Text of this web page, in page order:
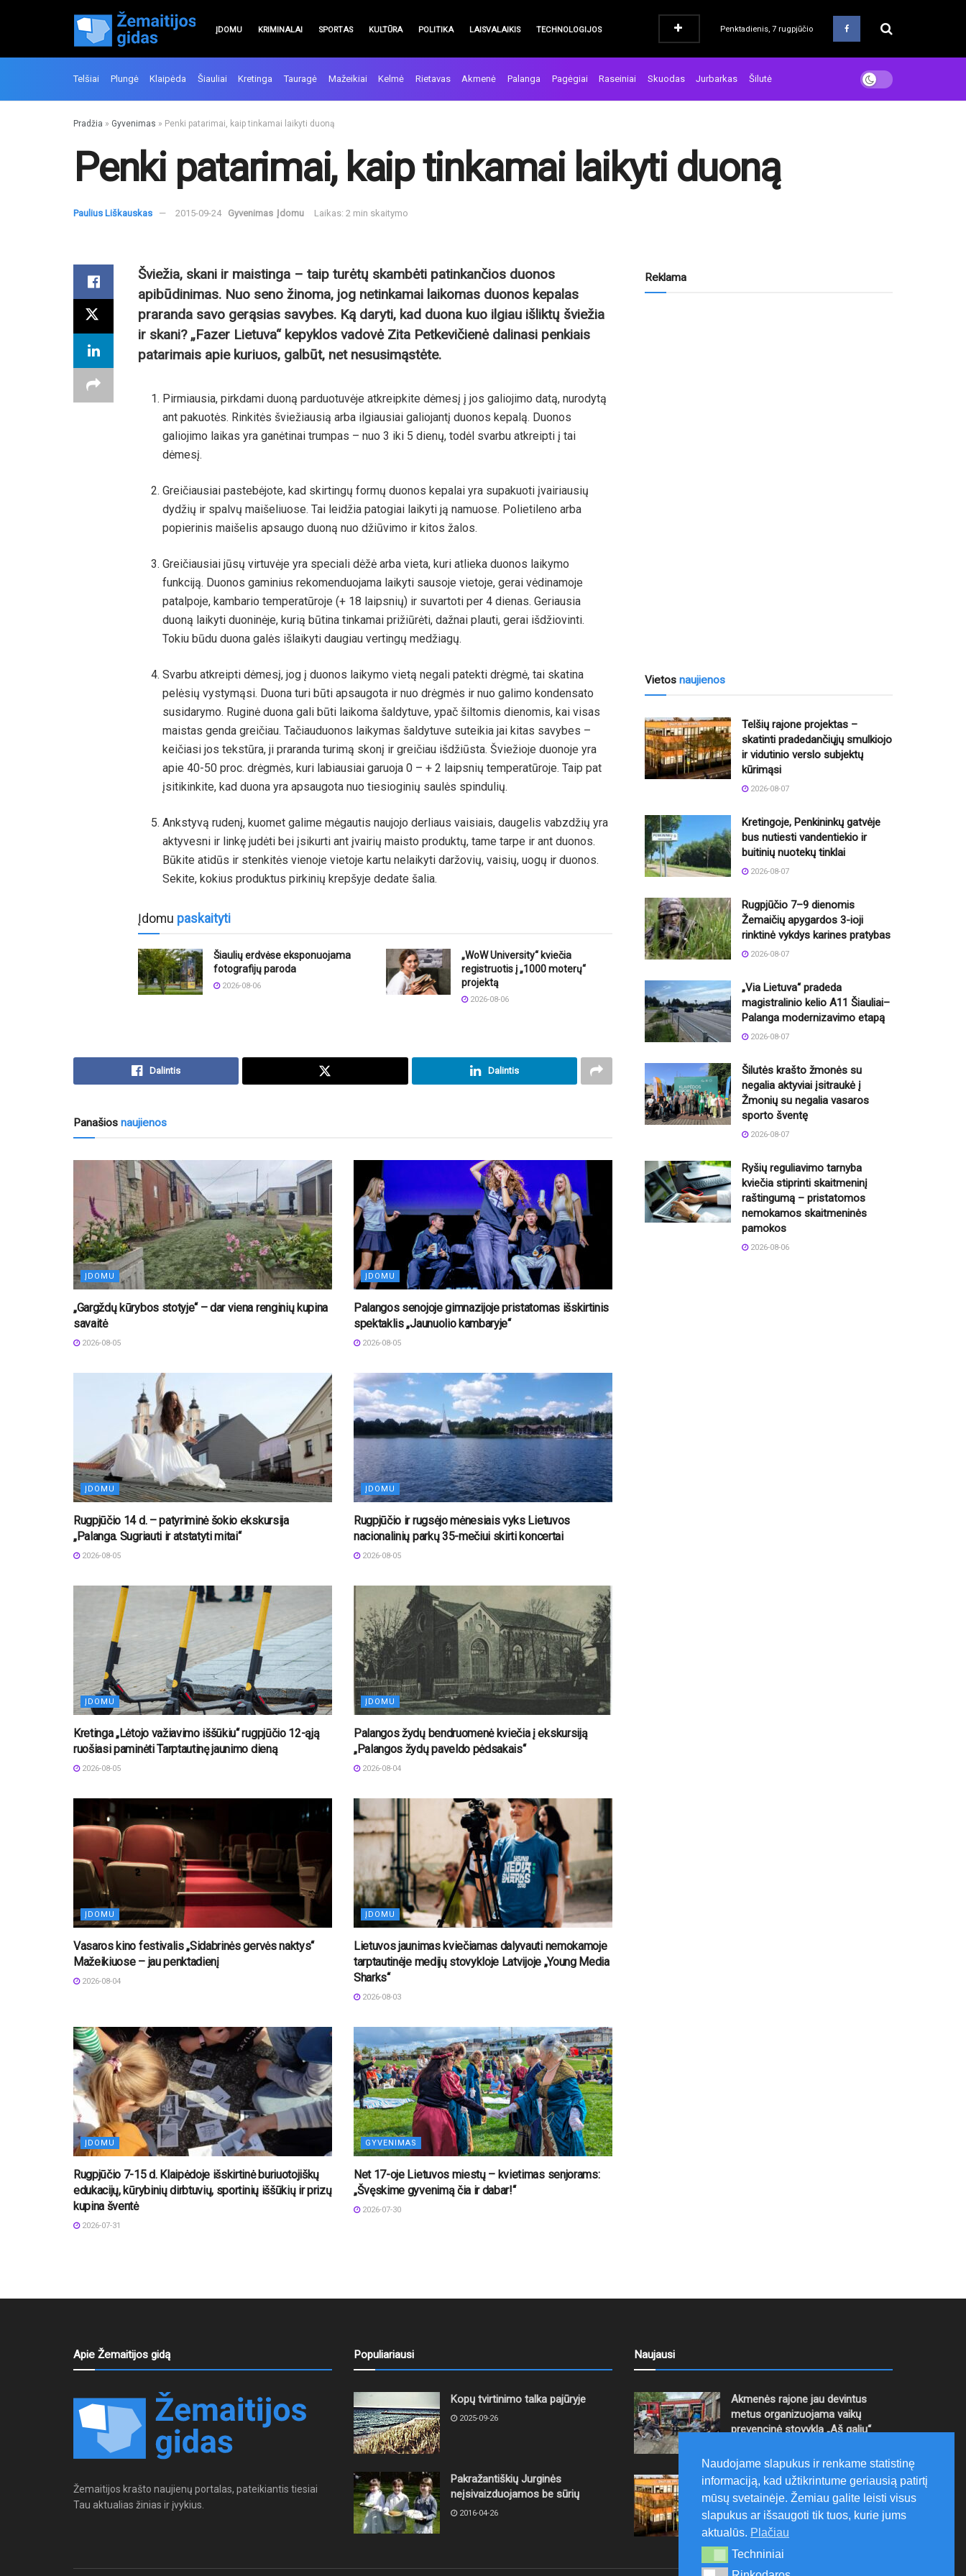
ĮDOMU KRIMINALAI SPORTAS KULTŪRA POLITIKA LAISVALAIKIS TECHNOLOGIJOS Penktadienis, 7 rugpjūčio
Telšiai Plungė Klaipėda Šiauliai Kretinga Tauragė Mažeikiai Kelmė Rietavas Akmenė Palanga Pagėgiai Raseiniai Skuodas Jurbarkas Šilutė
Pradžia » Gyvenimas » Penki patarimai, kaip tinkamai laikyti duoną
Penki patarimai, kaip tinkamai laikyti duoną
Paulius Liškauskas 2015-09-24 Gyvenimas Įdomu Laikas: 2 min skaitymo
Šviežia, skani ir maistinga – taip turėtų skambėti patinkančios duonos
apibūdinimas. Nuo seno žinoma, jog netinkamai laikomas duonos kepalas
praranda savo gerąsias savybes. Ką daryti, kad duona kuo ilgiau išliktų šviežia
ir skani? „Fazer Lietuva“ kepyklos vadovė Zita Petkevičienė dalinasi penkiais
patarimais apie kuriuos, galbūt, net nesusimąstėte.
Pirmiausia, pirkdami duoną parduotuvėje atkreipkite dėmesį į jos galiojimo datą, nurodytą
ant pakuotės. Rinkitės šviežiausią arba ilgiausiai galiojantį duonos kepalą. Duonos
galiojimo laikas yra ganėtinai trumpas – nuo 3 iki 5 dienų, todėl svarbu atkreipti į tai
dėmesį.
Greičiausiai pastebėjote, kad skirtingų formų duonos kepalai yra supakuoti įvairiausių
dydžių ir spalvų maišeliuose. Tai leidžia patogiai laikyti ją namuose. Polietileno arba
popierinis maišelis apsaugo duoną nuo džiūvimo ir kitos žalos.
Greičiausiai jūsų virtuvėje yra speciali dėžė arba vieta, kuri atlieka duonos laikymo
funkciją. Duonos gaminius rekomenduojama laikyti sausoje vietoje, gerai vėdinamoje
patalpoje, kambario temperatūroje (+ 18 laipsnių) ir suvartoti per 4 dienas. Geriausia
duoną laikyti duoninėje, kurią būtina tinkamai prižiūrėti, dažnai plauti, gerai išdžiovinti.
Tokiu būdu duona galės išlaikyti daugiau vertingų medžiagų.
Svarbu atkreipti dėmesį, jog į duonos laikymo vietą negali patekti drėgmė, tai skatina
pelėsių vystymąsi. Duona turi būti apsaugota ir nuo drėgmės ir nuo galimo kondensato
susidarymo. Ruginė duona gali būti laikoma šaldytuve, ypač šiltomis dienomis, kai visas
maistas genda greičiau. Tačiauduonos laikymas šaldytuve suteikia jai kitas savybes –
keičiasi jos tekstūra, ji praranda turimą skonį ir greičiau išdžiūsta. Šviežioje duonoje yra
apie 40-50 proc. drėgmės, kuri labiausiai garuoja 0 – + 2 laipsnių temperatūroje. Taip pat
įsitikinkite, kad duona yra apsaugota nuo tiesioginių saulės spindulių.
Ankstyvą rudenį, kuomet galime mėgautis naujojo derliaus vaisiais, daugelis vabzdžių yra
aktyvesni ir linkę judėti bei įsikurti ant įvairių maisto produktų, tame tarpe ir ant duonos.
Būkite atidūs ir stenkitės vienoje vietoje kartu nelaikyti daržovių, vaisių, uogų ir duonos.
Sekite, kokius produktus pirkinių krepšyje dedate šalia.
Įdomu paskaityti
Šiaulių erdvėse eksponuojama
fotografijų paroda
2026-08-06
„WoW University“ kviečia
registruotis į „1000 moterų“
projektą
2026-08-06
Dalintis Dalintis
Panašios naujienos
ĮDOMU
„Gargždų kūrybos stotyje“ – dar viena renginių kupina
savaitė
2026-08-05
ĮDOMU
Palangos senojoje gimnazijoje pristatomas išskirtinis
spektaklis „Jaunuolio kambaryje“
2026-08-05
ĮDOMU
Rugpjūčio 14 d. – patyriminė šokio ekskursija
„Palanga. Sugriauti ir atstatyti mitai“
2026-08-05
ĮDOMU
Rugpjūčio ir rugsėjo mėnesiais vyks Lietuvos
nacionalinių parkų 35-mečiui skirti koncertai
2026-08-05
ĮDOMU
Kretinga „Lėtojo važiavimo iššūkiu“ rugpjūčio 12-ąją
ruošiasi paminėti Tarptautinę jaunimo dieną
2026-08-05
ĮDOMU
Palangos žydų bendruomenė kviečia į ekskursiją
„Palangos žydų paveldo pėdsakais“
2026-08-04
ĮDOMU
Vasaros kino festivalis „Sidabrinės gervės naktys“
Mažeikiuose – jau penktadienį
2026-08-04
ĮDOMU
Lietuvos jaunimas kviečiamas dalyvauti nemokamoje
tarptautinėje medijų stovykloje Latvijoje „Young Media
Sharks“
2026-08-03
ĮDOMU
Rugpjūčio 7-15 d. Klaipėdoje išskirtinė buriuotojiškų
edukacijų, kūrybinių dirbtuvių, sportinių iššūkių ir prizų
kupina šventė
2026-07-31
GYVENIMAS
Net 17-oje Lietuvos miestų – kvietimas senjorams:
„Švęskime gyvenimą čia ir dabar!“
2026-07-30
Reklama
Vietos naujienos
Telšių rajone projektas –
skatinti pradedančiųjų smulkiojo
ir vidutinio verslo subjektų
kūrimąsi
2026-08-07
Kretingoje, Penkininkų gatvėje
bus nutiesti vandentiekio ir
buitinių nuotekų tinklai
2026-08-07
Rugpjūčio 7–9 dienomis
Žemaičių apygardos 3-ioji
rinktinė vykdys karines pratybas
2026-08-07
„Via Lietuva“ pradeda
magistralinio kelio A11 Šiauliai–
Palanga modernizavimo etapą
2026-08-07
Šilutės krašto žmonės su
negalia aktyviai įsitraukė į
Žmonių su negalia vasaros
sporto šventę
2026-08-07
Ryšių reguliavimo tarnyba
kviečia stiprinti skaitmeninį
raštingumą – pristatomos
nemokamos skaitmeninės
pamokos
2026-08-06
Apie Žemaitijos gidą
Žemaitijos krašto naujienų portalas, pateikiantis tiesiai
Tau aktualias žinias ir įvykius.
Populiariausi
Kopų tvirtinimo talka pajūryje
2025-09-26
Pakražantiškių Jurginės
neįsivaizduojamos be sūrių
2016-04-26
Naujausi
Akmenės rajone jau devintus
metus organizuojama vaikų
prevencinė stovykla „Aš galiu“
Telšių rajone projektas – skatinti
pradedančiųjų smulkiojo ir
vidutinio verslo subjektų kūrimąsi
2026-08-07
Naudojame slapukus ir renkame statistinę
informaciją, kad užtikrintume geriausią patirtį
mūsų svetainėje. Žemiau galite leisti visus
slapukus ar išsaugoti tik tuos, kurie jums
aktualūs. Plačiau
Techniniai
Techniniai